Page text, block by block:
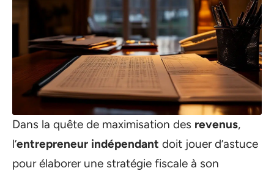
Dans la quête de maximisation des revenus,
l’entrepreneur indépendant doit jouer d’astuce
pour élaborer une stratégie fiscale à son